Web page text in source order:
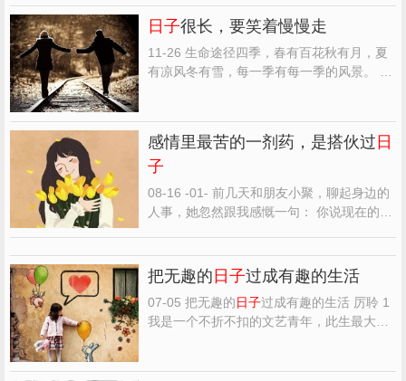
子便能过下去了。与土的间隔仅仅在炕上，
用枕席把身体与将泥...
日子很长，要笑着慢慢走
11-26 生命途径四季，春有百花秋有月，夏
有凉风冬有雪，每一季有每一季的风景。
看一场花开，沐一路春风雨露，向着美好明
媚前行。 感恩这...
感情里最苦的一剂药，是搭伙过 日
子
08-16 -01- 前几天和朋友小聚，聊起身边的
人事，她忽然跟我感慨一句： 你说现在的婚
慨，印象中她和她老公可是朋友圈难得的恩
爱典范。 两人从高中一直谈到大学，互相体
贴，互相照顾。...
把无趣的 日子过成有趣的生活
07-05 把无趣的日子过成有趣的生活 厉聆 1
我是一个不折不扣的文艺青年，此生最大的